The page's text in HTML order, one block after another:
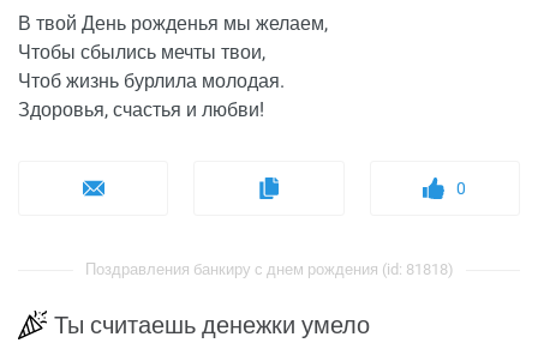
В твой День рожденья мы желаем,
Чтобы сбылись мечты твои,
Чтоб жизнь бурлила молодая.
Здоровья, счастья и любви!
0
Поздравления банкиру с днем рождения (id: 81818)
Ты считаешь денежки умело